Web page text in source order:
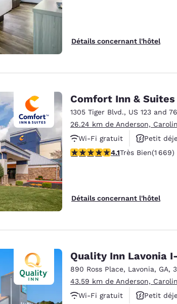
Détails concernant l'hôtel
Comfort Inn &
1305 Tiger Blvd., US 123 and 76
26.24 km de Anderson,
Wi-Fi gratuit
Petit
Animaux acceptés
4.12 étoiles. Très Bien. 1669
4.1Très Bien(1 669)
Détails concernant l'hôtel
Quality Inn Lavonia
890 Ross Place, Lavonia, GA,
43.59 km de Anderson,
Wi-Fi gratuit
Petit